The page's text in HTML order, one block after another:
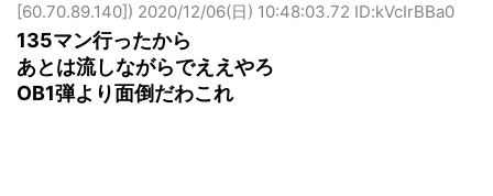
90:名無しさん＠お腹いっぱい。 (ﾜｯﾁｮｲW 0bb1-i5Pb
[60.70.89.140]) 2020/12/06(日) 10:48:03.72 ID:kVcIrBBa0
135マン行ったから
あとは流しながらでええやろ